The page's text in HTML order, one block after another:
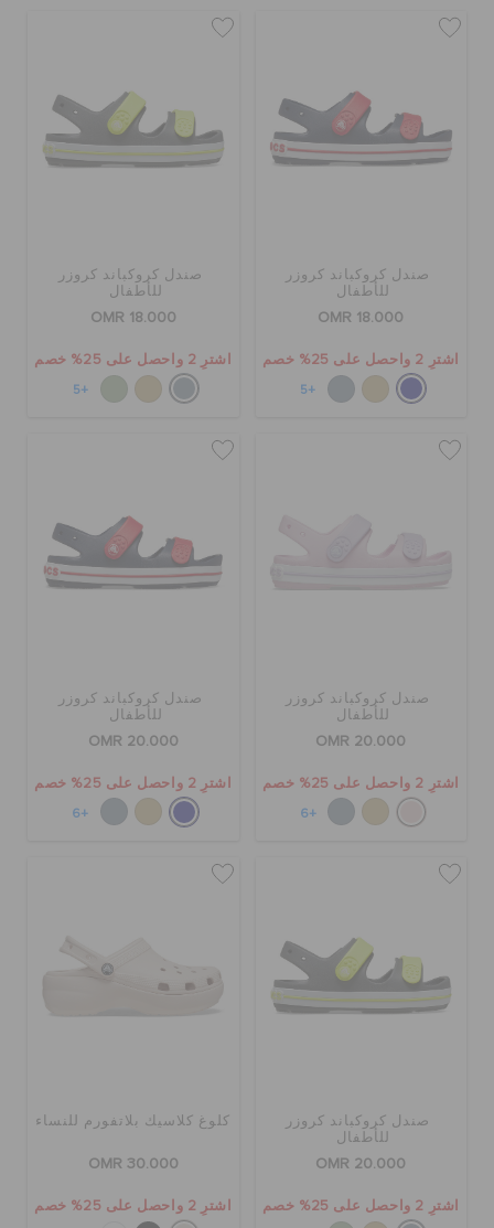
صندل كروكباند كروزر
للأطفال
OMR 18.000
اشترِ 2 واحصل على 25% خصم
+5
صندل كروكباند كروزر
للأطفال
OMR 18.000
اشترِ 2 واحصل على 25% خصم
+5
صندل كروكباند كروزر
للأطفال
OMR 20.000
اشترِ 2 واحصل على 25% خصم
+6
صندل كروكباند كروزر
للأطفال
OMR 20.000
اشترِ 2 واحصل على 25% خصم
+6
صندل كروكباند كروزر
للأطفال
OMR 20.000
اشترِ 2 واحصل على 25% خصم
كلوغ كلاسيك بلاتفورم للنساء
OMR 30.000
اشترِ 2 واحصل على 25% خصم